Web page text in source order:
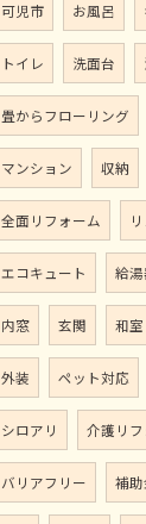
可児市 お風呂
トイレ 洗面台
畳からフローリング
マンション 収納
全面リフォーム
エコキュート 給湯
内窓 玄関 和室
外装 ペット対応
シロアリ 介護リ
バリアフリー 補助